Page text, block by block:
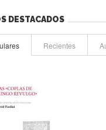
DESTACADOS
Recientes